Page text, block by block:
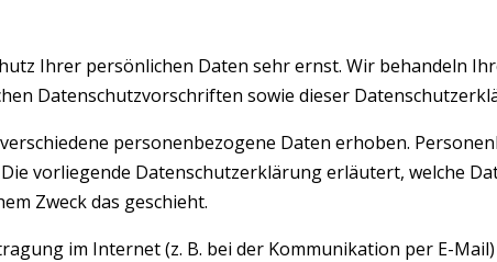
Ihrer persönlichen Daten sehr ernst. Wir behandeln
Datenschutzvorschriften sowie dieser
personenbezogene Daten erhoben.
vorliegende Datenschutzerklärung erläutert, welche
Zweck das geschieht.
im Internet (z. B. bei der Kommunikation per E-